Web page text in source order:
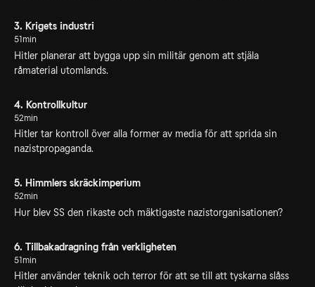
3. Krigets industri
51min
Hitler planerar att bygga upp sin militär genom att stjäla
råmaterial utomlands.
4. Kontrollkultur
52min
Hitler tar kontroll över alla former av media för att sprida sin
nazistpropaganda.
5. Himmlers skräckimperium
52min
Hur blev SS den rikaste och mäktigaste nazistorganisationen?
6. Tillbakadragning från verkligheten
51min
Hitler använder teknik och terror för att se till att tyskarna slåss